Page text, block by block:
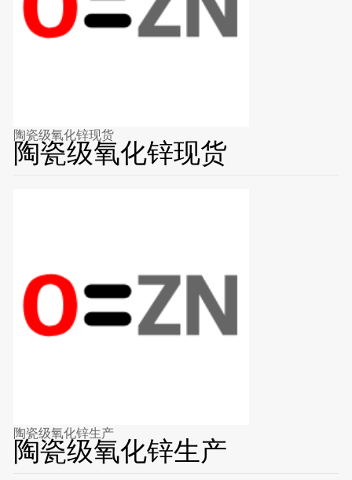
陶瓷级氧化锌现货
陶瓷级氧化锌现货
陶瓷级氧化锌生产
陶瓷级氧化锌生产